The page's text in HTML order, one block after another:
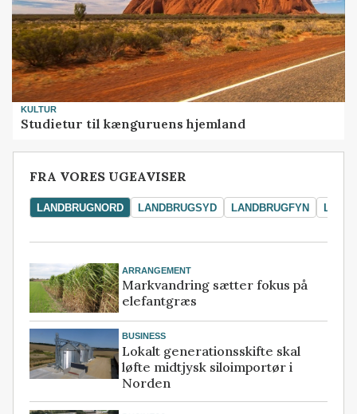
KULTUR
Studietur til kænguruens hjemland
FRA VORES UGEAVISER
LANDBRUGNORD LANDBRUGSYD LANDBRUGFYN
ARRANGEMENT
Markvandring sætter fokus på
elefantgræs
BUSINESS
Lokalt generationsskifte skal
løfte midtjysk siloimportør i
Norden